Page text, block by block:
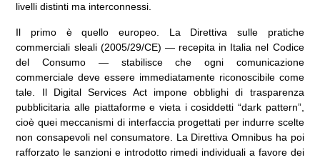
livelli distinti ma interconnessi.
Il primo è quello europeo. La Direttiva sulle pratiche
commerciali sleali (2005/29/CE) — recepita in Italia nel Codice
del Consumo — stabilisce che ogni comunicazione
commerciale deve essere immediatamente riconoscibile come
tale. Il Digital Services Act impone obblighi di trasparenza
pubblicitaria alle piattaforme e vieta i cosiddetti “dark pattern”,
cioè quei meccanismi di interfaccia progettati per indurre scelte
non consapevoli nel consumatore. La Direttiva Omnibus ha poi
rafforzato le sanzioni e introdotto rimedi individuali a favore dei